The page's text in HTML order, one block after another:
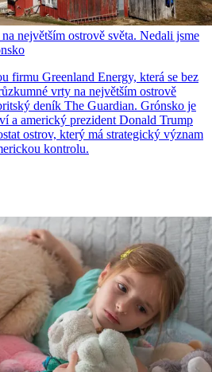
největším ostrově světa. Nedali jsme
firmu Greenland Energy, která se bez
vrty na největším ostrově
deník The Guardian. Grónsko je
a americký prezident Donald Trump
ostrov, který má strategický význam
kontrolu.